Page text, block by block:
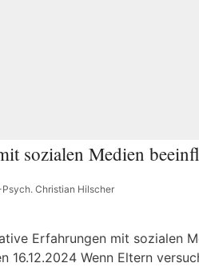
sozialen Medien
Christian Hilscher
Erfahrungen mit sozialen
16.12.2024 Wenn Eltern